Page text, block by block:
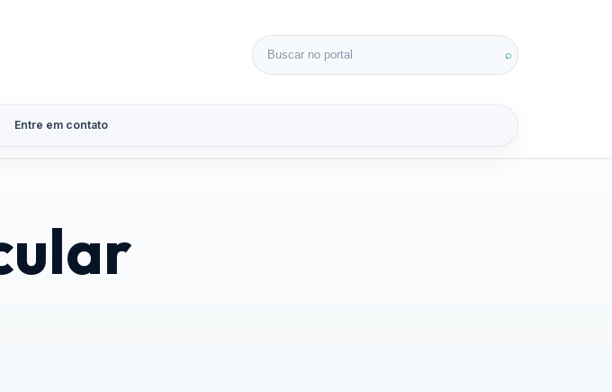
Entre em contato
Buscar por: ⌕